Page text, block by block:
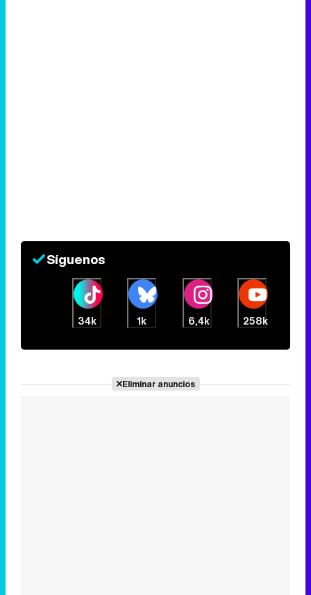
Síguenos
34k 1k 6,4k 258k
Eliminar anuncios